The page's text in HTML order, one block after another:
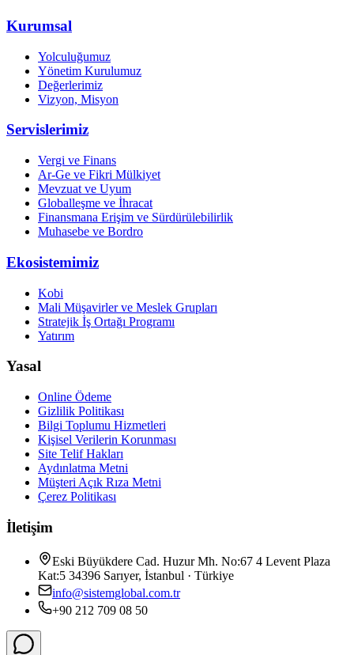
Kurumsal
Yolculuğumuz
Yönetim Kurulumuz
Değerlerimiz
Vizyon, Misyon
Servislerimiz
Vergi ve Finans
Ar-Ge ve Fikri Mülkiyet
Mevzuat ve Uyum
Globalleşme ve İhracat
Finansmana Erişim ve Sürdürülebilirlik
Muhasebe ve Bordro
Ekosistemimiz
Kobi
Mali Müşavirler ve Meslek Grupları
Stratejik İş Ortağı Programı
Yatırım
Yasal
Online Ödeme
Gizlilik Politikası
Bilgi Toplumu Hizmetleri
Kişisel Verilerin Korunması
Site Telif Hakları
Aydınlatma Metni
Müşteri Açık Rıza Metni
Çerez Politikası
İletişim
Eski Büyükdere Cad. Huzur Mh. No:67 4 Levent Plaza
Kat:5 34396 Sarıyer, İstanbul · Türkiye
info@sistemglobal.com.tr
+90 212 709 08 50